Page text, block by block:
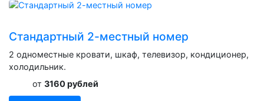
Стандартный 2-местный номер
2 одноместные кровати, шкаф, телевизор, кондиционер,
холодильник.
от 3160 рублей